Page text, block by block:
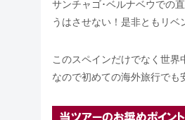
サンチャゴ･ベルナベウでの
うはさせない！是非ともリベ
このスペインだけでなく世
なので初めての海外旅行でも